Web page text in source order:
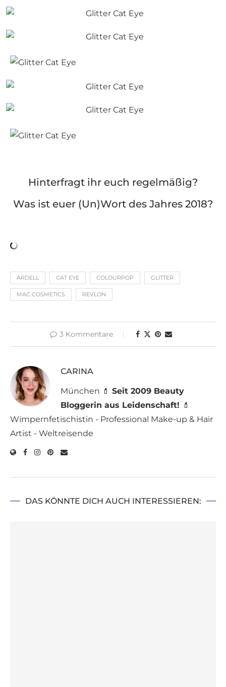
Hinterfragt ihr euch regelmäßig?
Was ist euer (Un)Wort des Jahres 2018?
ARDELL CAT EYE COLOURPOP GLITTER
MAC COSMETICS REVLON
3 Kommentare
CARINA
München 💄 Seit 2009 Beauty
Bloggerin aus Leidenschaft! 💄
Wimpernfetischistin - Professional Make-up & Hair
Artist - Weltreisende
DAS KÖNNTE DICH AUCH INTERESSIEREN: